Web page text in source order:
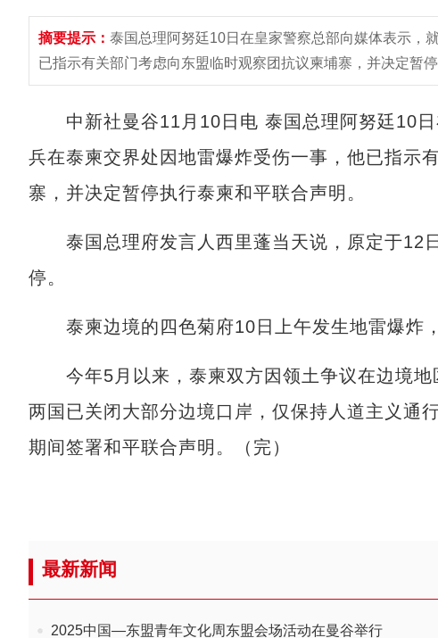
摘要提示： 泰国总理阿努廷10日在皇家警察总部向媒体表示，
已指示有关部门考虑向东盟临时观察团抗议柬埔寨，并决定暂
中新社曼谷11月10日电 泰国总理阿努廷10日
兵在泰柬交界处因地雷爆炸受伤一事，他已指示
寨，并决定暂停执行泰柬和平联合声明。
泰国总理府发言人西里蓬当天说，原定于12
停。
泰柬边境的四色菊府10日上午发生地雷爆炸，
今年5月以来，泰柬双方因领土争议在边境地
两国已关闭大部分边境口岸，仅保持人道主义通
期间签署和平联合声明。（完）
最新新闻
2025中国—东盟青年文化周东盟会场活动在曼谷举行